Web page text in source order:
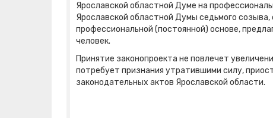
Ярославской областной Думе на
Ярославской областной Думы седьмого
профессиональной (постоянной) основе,
человек.
Принятие законопроекта не повлечет
потребует признания утратившими силу,
законодательных актов Ярославской области.